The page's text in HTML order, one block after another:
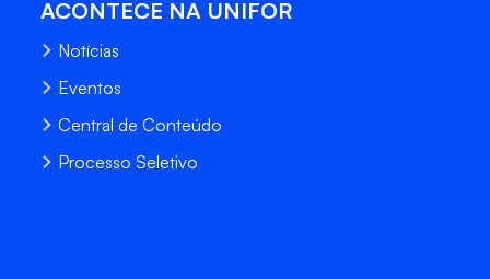
ACONTECE NA UNIFOR
Notícias
Eventos
Central de Conteúdo
Processo Seletivo